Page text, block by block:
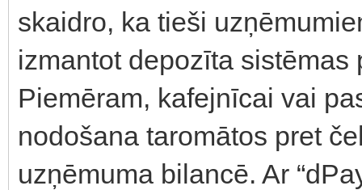
skaidro, ka tieši
izmantot depozīta sistēmas
Piemēram, kafejnīcai vai
nodošana taromātos pret
uzņēmuma bilancē. Ar